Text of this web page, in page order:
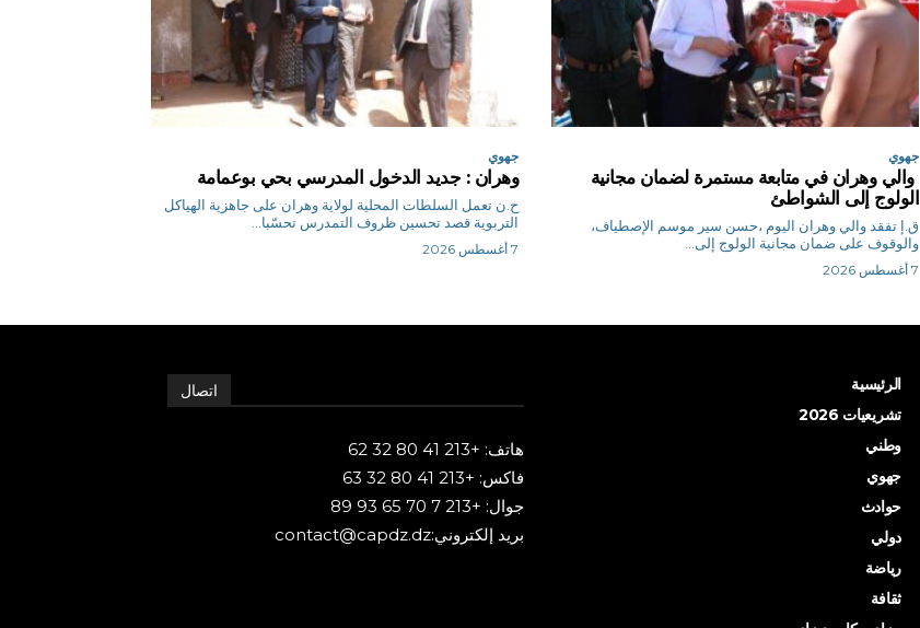
جهوي
والي وهران في متابعة مستمرة لضمان مجانية
الولوج إلى الشواطئ
ق.إ تفقد والي وهران اليوم ،حسن سير موسم الإصطياف،
والوقوف على ضمان مجانية الولوج إلى...
7 أغسطس 2026
جهوي
وهران : جديد الدخول المدرسي بحي بوعمامة
ح.ن تعمل السلطات المحلية لولاية وهران على جاهزية الهياكل
التربوية قصد تحسين ظروف التمدرس تحسّبا...
7 أغسطس 2026
الرئيسية
تشريعيات 2026
وطني
جهوي
حوادث
دولي
رياضة
ثقافة
اتصال
هاتف: +213 41 80 32 62
فاكس: +213 41 80 32 63
جوال: +213 7 70 65 93 89
بريد إلكتروني:contact@capdz.dz